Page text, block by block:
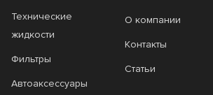
Технические
жидкости
Фильтры
Автоаксессуары
О компании
Контакты
Статьи